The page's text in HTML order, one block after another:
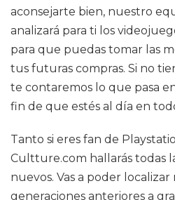
aconsejarte bien, nuestro
analizará para ti los
para que puedas tomar las
tus futuras compras. Si no
te contaremos lo que pasa
fin de que estés al día en
Tanto si eres fan de
Cultture.com hallarás todas
nuevos. Vas a poder
generaciones anteriores a